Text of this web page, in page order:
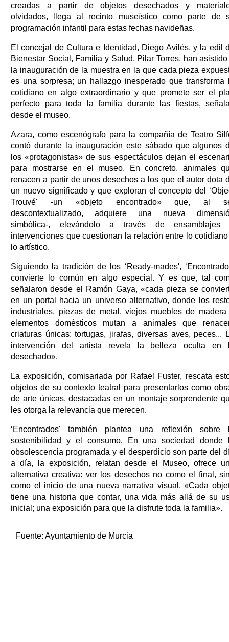
creadas a partir de objetos desechados y
olvidados, llega al recinto museístico como parte de
programación infantil para estas fechas navideñas.
El concejal de Cultura e Identidad, Diego Avilés, y la edil
Bienestar Social, Familia y Salud, Pilar Torres, han
la inauguración de la muestra en la que cada pieza
es una sorpresa; un hallazgo inesperado que transforma
cotidiano en algo extraordinario y que promete ser el
perfecto para toda la familia durante las fiestas,
desde el museo.
Azara, como escenógrafo para la compañía de Teatro
contó durante la inauguración este sábado que algunos
los «protagonistas» de sus espectáculos dejan el
para mostrarse en el museo. En concreto, animales
renacen a partir de unos desechos a los que el autor dota
un nuevo significado y que exploran el concepto del
Trouvé' -un «objeto encontrado» que, al
descontextualizado, adquiere una nueva
simbólica-, elevándolo a través de ensamblajes
intervenciones que cuestionan la relación entre lo
lo artístico.
Siguiendo la tradición de los ‘Ready-mades',
convierte lo común en algo especial. Y es que, tal
señalaron desde el Ramón Gaya, «cada pieza se
en un portal hacia un universo alternativo, donde los
industriales, piezas de metal, viejos muebles de madera
elementos domésticos mutan a animales que
criaturas únicas: tortugas, jirafas, diversas aves, peces...
intervención del artista revela la belleza oculta en
desechado».
La exposición, comisariada por Rafael Fuster, rescata
objetos de su contexto teatral para presentarlos como
de arte únicas, destacadas en un montaje sorprendente
les otorga la relevancia que merecen.
‘Encontrados' también plantea una reflexión sobre
sostenibilidad y el consumo. En una sociedad donde
obsolescencia programada y el desperdicio son parte del
a día, la exposición, relatan desde el Museo, ofrece
alternativa creativa: ver los desechos no como el final,
como el inicio de una nueva narrativa visual. «Cada
tiene una historia que contar, una vida más allá de su
inicial; una exposición para que la disfrute toda la familia».
Fuente: Ayuntamiento de Murcia